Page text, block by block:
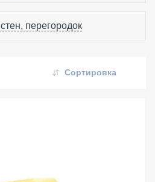
перегородок
Сортировка